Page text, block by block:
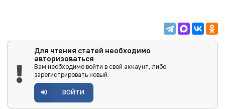
Для чтения статей необходимо
авторизоваться
Вам необходимо войти в свой аккаунт, либо
зарегистрировать новый.
ВОЙТИ